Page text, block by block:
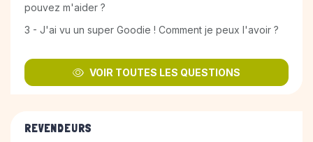
pouvez m'aider ?
3 - J'ai vu un super Goodie ! Comment je peux l'avoir ?
VOIR TOUTES LES QUESTIONS
REVENDEURS